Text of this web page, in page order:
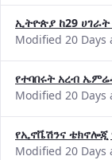
ኢትዮጵያ ከ29
Modified 20 Days
የተባበሩት አረብ
Modified 20 Days
የኢኖቬሽንና ቴክኖሎጂ
Modified 20 Days